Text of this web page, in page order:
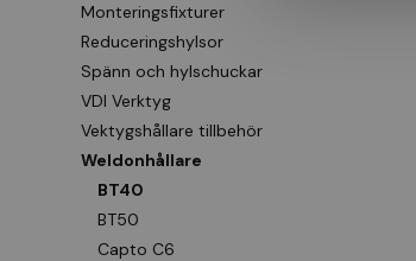
Monteringsfixturer
Reduceringshylsor
Spänn och hylschuckar
VDI Verktyg
Vektygshållare tillbehör
Weldonhållare
BT40
BT50
Capto C6